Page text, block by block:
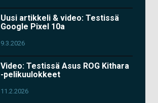
Uusi artikkeli & video: Testissä
Google Pixel 10a
9.3.2026
Video: Testissä Asus ROG Kithara
-pelikuulokkeet
11.2.2026